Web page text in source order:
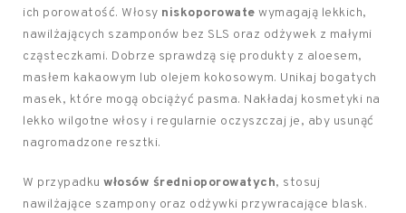
ich porowatość. Włosy niskoporowate wymagają lekkich,
nawilżających szamponów bez SLS oraz odżywek z małymi
cząsteczkami. Dobrze sprawdzą się produkty z aloesem,
masłem kakaowym lub olejem kokosowym. Unikaj bogatych
masek, które mogą obciążyć pasma. Nakładaj kosmetyki na
lekko wilgotne włosy i regularnie oczyszczaj je, aby usunąć
nagromadzone resztki.
W przypadku włosów średnioporowatych, stosuj
nawilżające szampony oraz odżywki przywracające blask.